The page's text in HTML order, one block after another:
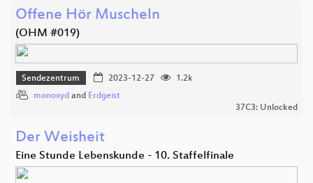
Offene Hör Muscheln
(OHM #019)
Sendezentrum 2023-12-27
1.2k
monoxyd and Erdgeist
37C3: Unlocked
Der Weisheit
Eine Stunde Lebenskunde - 10. Staffelfinale